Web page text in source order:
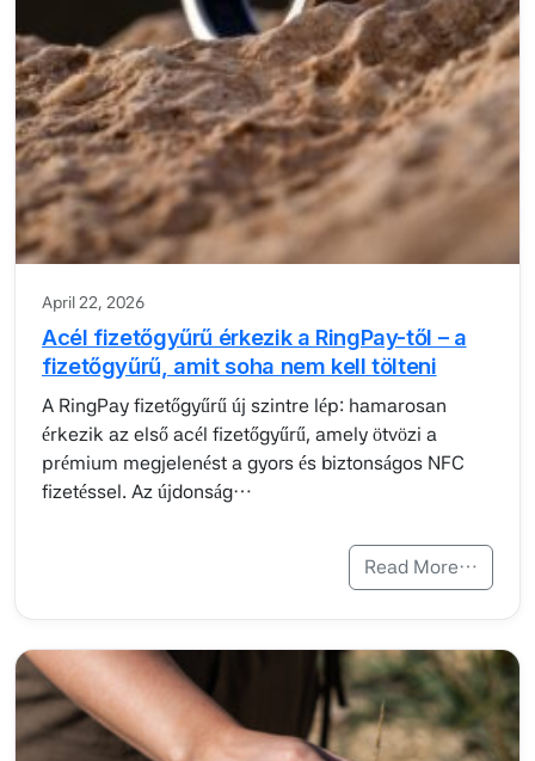
April 22, 2026
Acél fizetőgyűrű érkezik a RingPay-től – a
fizetőgyűrű, amit soha nem kell tölteni
A RingPay fizetőgyűrű új szintre lép: hamarosan
érkezik az első acél fizetőgyűrű, amely ötvözi a
prémium megjelenést a gyors és biztonságos NFC
fizetéssel. Az újdonság…
Read More…